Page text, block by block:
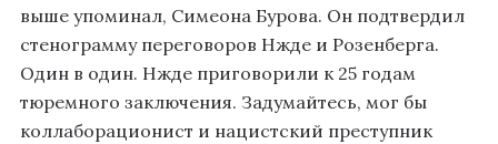
выше упоминал, Симеона Бурова. Он подтвердил
стенограмму переговоров Нжде и Розенберга.
Один в один. Нжде приговорили к 25 годам
тюремного заключения. Задумайтесь, мог бы
коллаборационист и нацистский преступник